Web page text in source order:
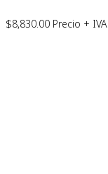
$8,830.00 Precio + IVA